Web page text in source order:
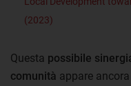
(2023)
Questa possibile
comunità appare